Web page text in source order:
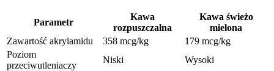
Parametr
Kawa
rozpuszczalna
Kawa świeżo
mielona
Zawartość akrylamidu
358 mcg/kg
179 mcg/kg
Poziom
przeciwutleniaczy
Niski
Wysoki